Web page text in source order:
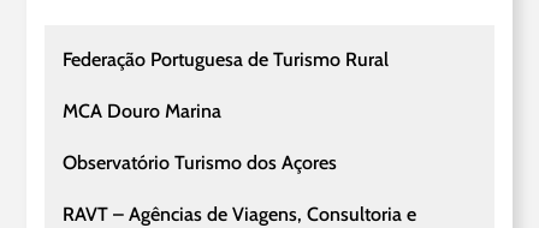
Federação Portuguesa de Turismo Rural
MCA Douro Marina
Observatório Turismo dos Açores
RAVT – Agências de Viagens, Consultoria e